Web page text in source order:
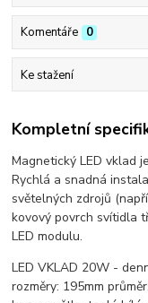
Komentáře 0
Ke stažení
Kompletní
Magnetický LED vklad
Rychlá a snadná
světelných zdrojů
kovový povrch svítidla
LED modulu.
LED VKLAD 20W -
rozměry: 195mm